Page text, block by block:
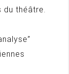
du théâtre.